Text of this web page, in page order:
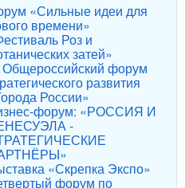
«Сильные идеи для
времени»
Роз и
затей»
Общероссийский форум
развития
России»
форум: «РОССИЯ И
-
«Скрепка Экспо»
форум по